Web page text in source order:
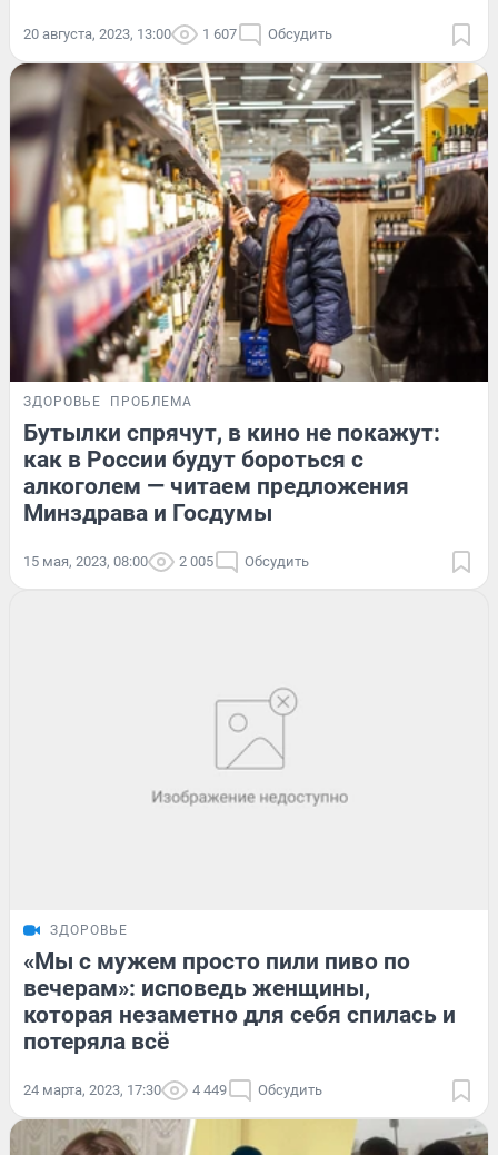
20 августа, 2023, 13:00 1 607 Обсудить
ЗДОРОВЬЕ ПРОБЛЕМА
Бутылки спрячут, в кино не покажут:
как в России будут бороться с
алкоголем — читаем предложения
Минздрава и Госдумы
15 мая, 2023, 08:00 2 005 Обсудить
ЗДОРОВЬЕ
«Мы с мужем просто пили пиво по
вечерам»: исповедь женщины,
которая незаметно для себя спилась и
потеряла всё
24 марта, 2023, 17:30 4 449 Обсудить